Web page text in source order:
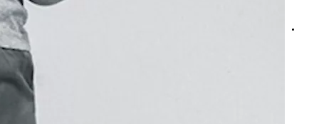
تنظيف الكلى من المسكنات- 5 طرق تساعد على تنقيتها